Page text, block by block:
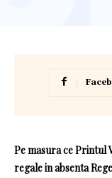
Pe masura ce Printul
regale in absenta